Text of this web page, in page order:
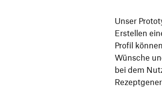
Unser
Erstellen
Profil
Wünsche
bei dem